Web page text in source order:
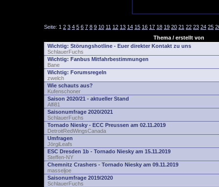
Seite: 1 2 3 4 5 6 7 8 9 10 11 12 13 14 15 16 17 18 19 20 21 22 23 24 25
Thema / erstellt von
Wichtig: Störungshotline - Euer direkter Kontakt zu uns
SchlauerFuchs
Wichtig: Fanbus Mitfahrbestimmungen
Bane
Wichtig: Forumsregeln
zwelch
Wie schauts aus?
Kufenschoner
Saison 2020/21 - aktueller Stand
Alfi81
Saisonumfrage 2020/2021
SchlauerFuchs
Tornado Niesky - ECC Preussen am 02.11.2019
DetroitRedWingsCanada
Umfragen
JörgiLeafs
ESC Dresden 1b - Tornado Niesky am 15.11.2019
Steffen-NY
Chemnitz Crashers - Tornado Niesky am 09.11.2019
masseljoe
Saisonumfrage 2019/2020
SchlauerFuchs